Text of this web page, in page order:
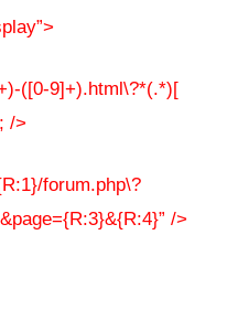
([0-9]+).html\?*(.*)[
/>
forum.php\?
/>